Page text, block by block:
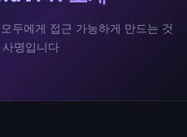
두에게 접근 가능하게 만드는 것
명입니다